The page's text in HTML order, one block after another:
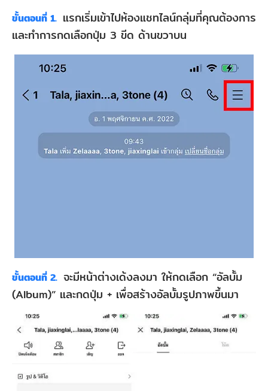
ขั้นตอนที่ 1. แรกเริ่มเข้าไปห้องแชทไลน์กลุ่มที่คุณต้องการ
และทำการกดเลือกปุ่ม 3 ขีด ด้านขวาบน
ขั้นตอนที่ 2. จะมีหน้าต่างเด้งลงมา ให้กดเลือก “อัลบั้ม
(Album)” และกดปุ่ม + เพื่อสร้างอัลบั้มรูปภาพขึ้นมา